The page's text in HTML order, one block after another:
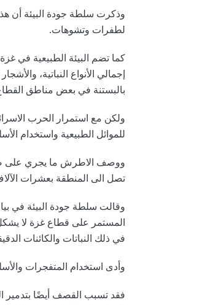
وذكرت سلطة جودة البيئة أن هذه
لطفرات وتشوهات.
بالبستنة في بعض مناطق
ولكن مع استمرار الحرب
للموائل الطبيعية واستخدام
ووصف الاطرش ما يجري على
تصل الى المنطقة بعشرات
وقالت سلطة جودة البيئة في
المستمر على قطاع غزة لا
في ذلك النباتات والكائنات
وأدى استخدام المتفجرات
فقد تسبب القصف أيضًا بتدمير